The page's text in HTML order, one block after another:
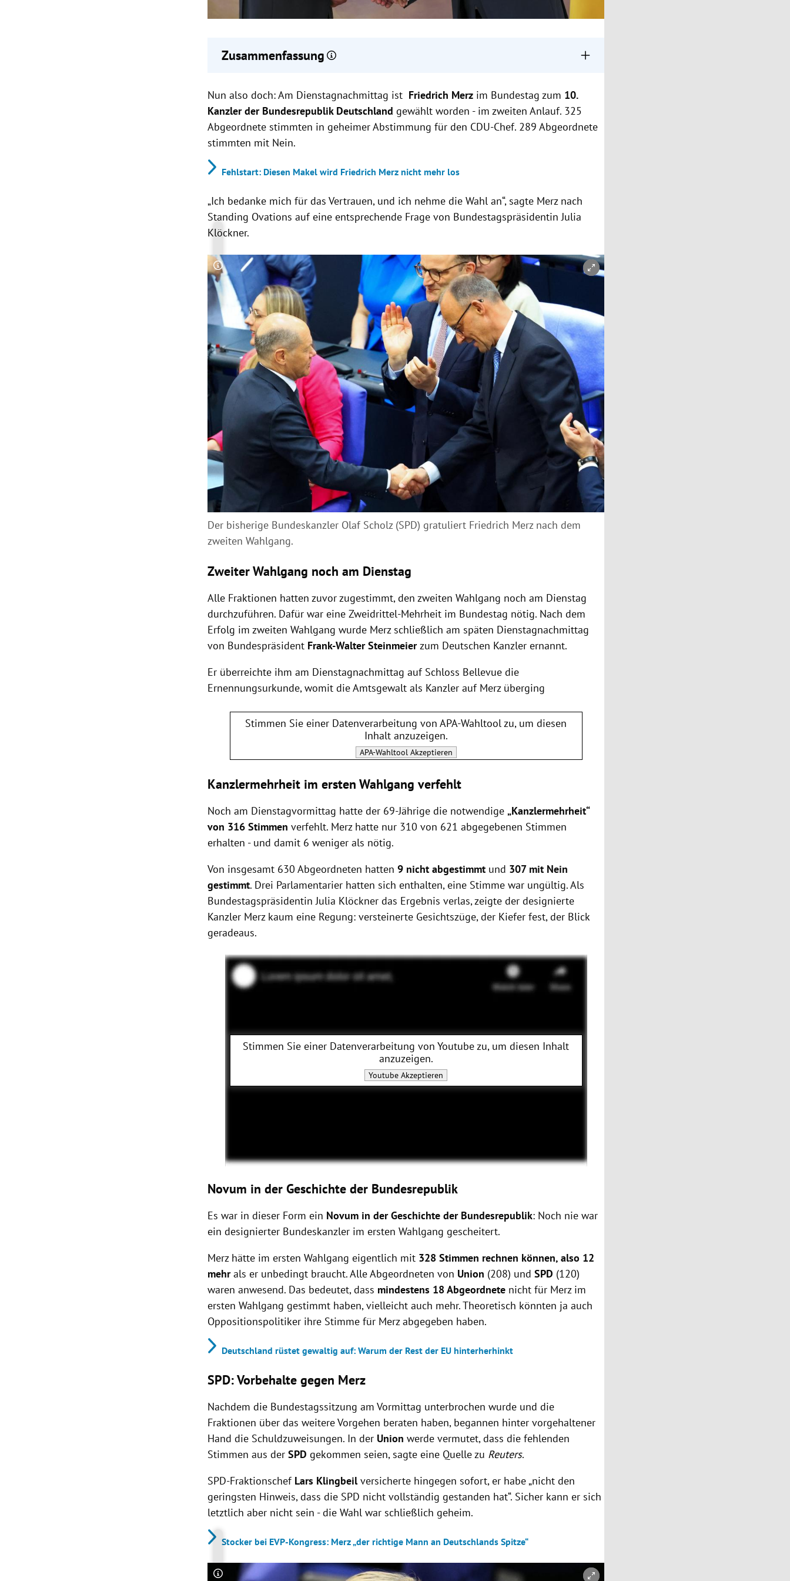
Zusammenfassung
Deutschland gewählt.
Im ersten Wahlgang verfehlte Merz die notwendige Kanzlermehrheit von 316 Stimmen.
Bundespräsident Frank-Walter Steinmeier hat Merz am Dienstagnachmittag die
Ernennungsurkunde überreicht, womit die Amtsgewalt als Kanzler auf Merz überging.
Nun also doch: Am Dienstagnachmittag ist Friedrich Merz im Bundestag zum 10.
Kanzler der Bundesrepublik Deutschland gewählt worden - im zweiten Anlauf. 325
Abgeordnete stimmten in geheimer Abstimmung für den CDU-Chef. 289 Abgeordnete
stimmten mit Nein.
Fehlstart: Diesen Makel wird Friedrich Merz nicht mehr los
„Ich bedanke mich für das Vertrauen, und ich nehme die Wahl an“, sagte Merz nach
Standing Ovations auf eine entsprechende Frage von Bundestagspräsidentin Julia
Klöckner.
Copyright-Hinweis öffnen/schließen
Der bisherige Bundeskanzler Olaf Scholz (SPD) gratuliert Friedrich Merz nach dem
zweiten Wahlgang.
Zweiter Wahlgang noch am Dienstag
Alle Fraktionen hatten zuvor zugestimmt, den zweiten Wahlgang noch am Dienstag
durchzuführen. Dafür war eine Zweidrittel-Mehrheit im Bundestag nötig. Nach dem
Erfolg im zweiten Wahlgang wurde Merz schließlich am späten Dienstagnachmittag
von Bundespräsident Frank-Walter Steinmeierzum Deutschen Kanzler ernannt.
Er überreichte ihm am Dienstagnachmittag auf Schloss Bellevue die
Ernennungsurkunde, womit die Amtsgewalt als Kanzler auf Merz überging
Stimmen Sie einer Datenverarbeitung vonAPA-Wahltoolzu, um diesen
Inhalt anzuzeigen.
APA-WahltoolAkzeptieren
Kanzlermehrheit im ersten Wahlgang verfehlt
Noch am Dienstagvormittag hatte der 69-Jährige die notwendige„Kanzlermehrheit“
von 316 Stimmenverfehlt. Merz hatte nur 310 von 621 abgegebenen Stimmen
erhalten - und damit 6 weniger als nötig.
Von insgesamt 630 Abgeordneten hatten9 nicht abgestimmt und 307 mit Nein
gestimmt. Drei Parlamentarier hatten sich enthalten, eine Stimme war ungültig. Als
Bundestagspräsidentin Julia Klöckner das Ergebnis verlas, zeigte der designierte
Kanzler Merz kaum eine Regung: versteinerte Gesichtszüge, der Kiefer fest, der Blick
geradeaus.
Stimmen Sie einer Datenverarbeitung vonYoutubezu, um diesen Inhalt
anzuzeigen.
Youtube Akzeptieren
Novum in der Geschichte der Bundesrepublik
Es war in dieser Form ein Novum in der Geschichte der Bundesrepublik: Noch nie war
ein designierter Bundeskanzler im ersten Wahlgang gescheitert.
Merz hätte im ersten Wahlgang eigentlich mit 328 Stimmen rechnen können, also 12
mehrals er unbedingt braucht. Alle Abgeordneten von Union (208) undSPD (120)
waren anwesend. Das bedeutet, dass mindestens 18 Abgeordnete nicht für Merz im
ersten Wahlgang gestimmt haben, vielleicht auch mehr. Theoretisch könnten ja auch
Oppositionspolitiker ihre Stimme für Merz abgegeben haben.
Deutschland rüstet gewaltig auf: Warum der Rest der EU hinterherhinkt
SPD: Vorbehalte gegen Merz
Nachdem die Bundestagssitzung am Vormittag unterbrochen wurde und die
Fraktionen über das weitere Vorgehen beraten haben, begannen hinter vorgehaltener
Hand die Schuldzuweisungen. In der Unionwerde vermutet, dass die fehlenden
Stimmen aus derSPD gekommen seien, sagte eine Quelle zu Reuters.
SPD-Fraktionschef Lars Klingbeilversicherte hingegen sofort, er habe „nicht den
geringsten Hinweis, dass die SPD nicht vollständig gestanden hat“. Sicher kann er sich
letztlich aber nicht sein - die Wahl war schließlich geheim.
Stocker bei EVP-Kongress: Merz „der richtige Mann an Deutschlands Spitze“